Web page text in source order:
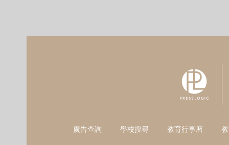
廣告查詢 學校搜尋 教育行事曆